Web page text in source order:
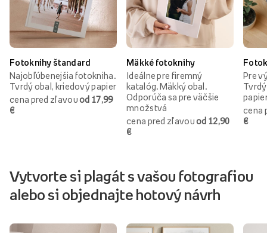
Fotoknihy štandard
Najobľúbenejšia fotokniha.
Tvrdý obal, kriedový papier
cena pred zľavouod 17,99
€
Mäkké fotoknihy
Ideálne pre firemný
katalóg. Mäkký obal.
Odporúča sa pre väčšie
množstvá
cena pred zľavouod 12,90
€
Pre
cena
€
Vytvorte si plagát s vašou fotografiou
alebo si objednajte hotový návrh